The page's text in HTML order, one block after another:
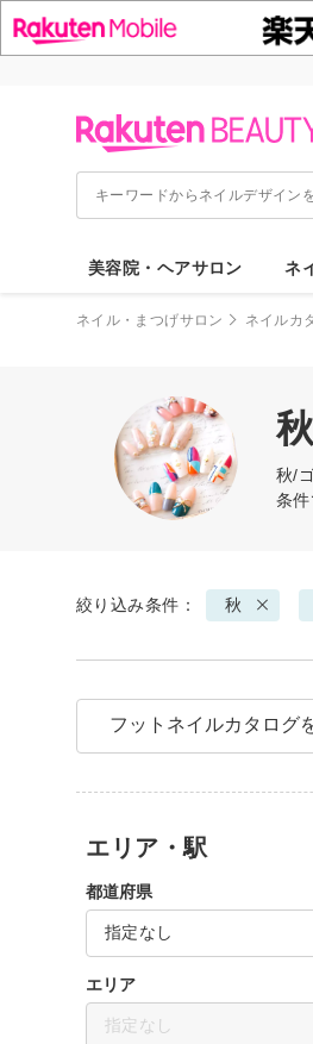
美容院・ヘアサロン ネ
ネイル・まつげサロン ネイルカ
秋/
条件
絞り込み条件： 秋
フットネイルカタログ
エリア・駅
都道府県
指定なし
エリア
指定なし